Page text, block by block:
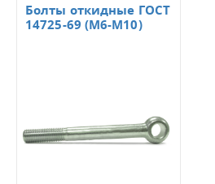
Болты откидные ГОСТ
14725-69 (М6-М10)